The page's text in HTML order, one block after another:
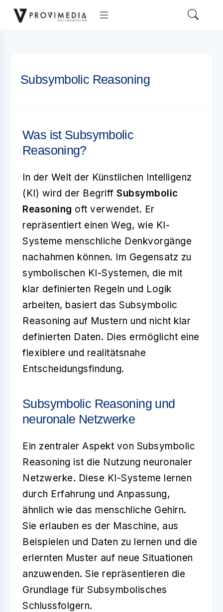
Subsymbolic Reasoning
Was ist Subsymbolic
Reasoning?
In der Welt der Künstlichen Intelligenz
(KI) wird der Begriff Subsymbolic
Reasoning oft verwendet. Er
repräsentiert einen Weg, wie KI-
Systeme menschliche Denkvorgänge
nachahmen können. Im Gegensatz zu
symbolischen KI-Systemen, die mit
klar definierten Regeln und Logik
arbeiten, basiert das Subsymbolic
Reasoning auf Mustern und nicht klar
definierten Daten. Dies ermöglicht eine
flexiblere und realitätsnahe
Entscheidungsfindung.
Subsymbolic Reasoning und
neuronale Netzwerke
Ein zentraler Aspekt von Subsymbolic
Reasoning ist die Nutzung neuronaler
Netzwerke. Diese KI-Systeme lernen
durch Erfahrung und Anpassung,
ähnlich wie das menschliche Gehirn.
Sie erlauben es der Maschine, aus
Beispielen und Daten zu lernen und die
erlernten Muster auf neue Situationen
anzuwenden. Sie repräsentieren die
Grundlage für Subsymbolisches
Schlussfolgern.